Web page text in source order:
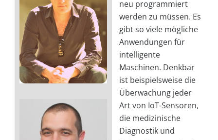
neu programmiert
werden zu müssen. Es
gibt so viele mögliche
Anwendungen für
intelligente
Maschinen. Denkbar
ist beispielsweise die
Überwachung jeder
Art von IoT-Sensoren,
die medizinische
Diagnostik und